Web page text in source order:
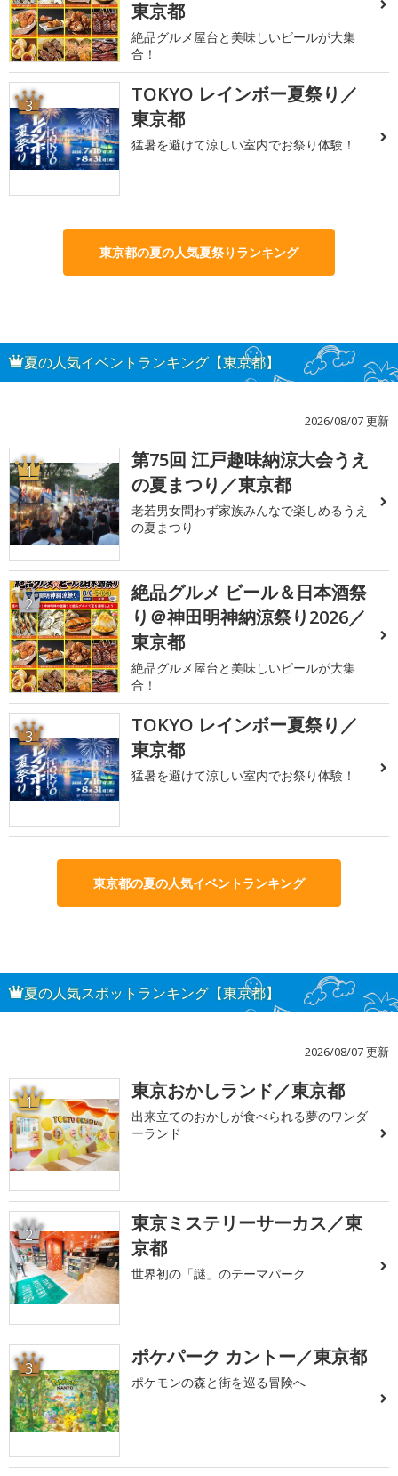
東京都
絶品グルメ屋台と美味しいビールが大集
合！
3
TOKYO レインボー夏祭り／
東京都
猛暑を避けて涼しい室内でお祭り体験！
東京都の夏の人気夏祭りランキング
夏の人気イベントランキング【東京都】
2026/08/07 更新
1
第75回 江戸趣味納涼大会うえ
の夏まつり／東京都
老若男女問わず家族みんなで楽しめるうえ
の夏まつり
2
絶品グルメ ビール＆日本酒祭
り＠神田明神納涼祭り2026／
東京都
絶品グルメ屋台と美味しいビールが大集
合！
3
TOKYO レインボー夏祭り／
東京都
猛暑を避けて涼しい室内でお祭り体験！
東京都の夏の人気イベントランキング
夏の人気スポットランキング【東京都】
2026/08/07 更新
1 東京おかしランド／東京都
出来立てのおかしが食べられる夢のワンダ
ーランド
2
東京ミステリーサーカス／東
京都
世界初の「謎」のテーマパーク
3 ポケパーク カントー／東京都
ポケモンの森と街を巡る冒険へ